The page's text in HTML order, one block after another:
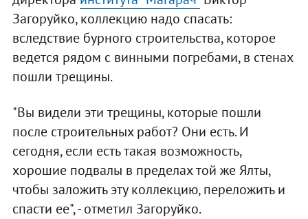
Загоруйко, коллекцию надо спасать:
вследствие бурного строительства, которое
ведется рядом с винными погребами, в стенах
пошли трещины.
"Вы видели эти трещины, которые пошли
после строительных работ? Они есть. И
сегодня, если есть такая возможность,
хорошие подвалы в пределах той же Ялты,
чтобы заложить эту коллекцию, переложить и
спасти ее", - отметил Загоруйко.